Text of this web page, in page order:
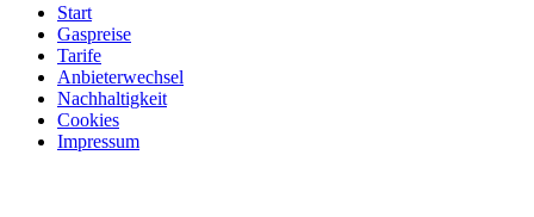
Start
Gaspreise
Tarife
Anbieterwechsel
Nachhaltigkeit
Cookies
Impressum